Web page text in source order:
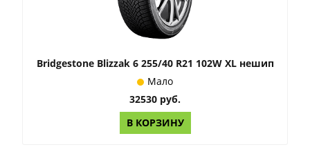
Bridgestone Blizzak 6 255/40 R21 102W XL нешип
Мало
32530 руб.
В КОРЗИНУ